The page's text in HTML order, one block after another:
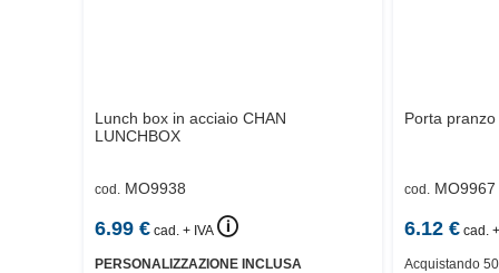
Lunch box in acciaio CHAN
LUNCHBOX
cod. MO9938
6.99 € cad. + IVA 🛈
PERSONALIZZAZIONE INCLUSA
Porta
cod. MO9967
6.12€ cad.
Acquistando